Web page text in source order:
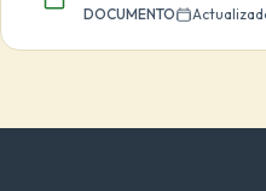
DOCUMENTO